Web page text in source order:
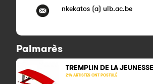
nkekatos (a) ulb.ac.be
Palmarès
TREMPLIN DE LAJEUNESSE
214 ARTISTES ONT POSTULÉ